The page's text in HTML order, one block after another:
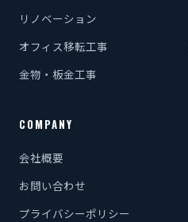
リノベーション
オフィス移転工事
金物・板金工事
COMPANY
会社概要
お問い合わせ
プライバシーポリシー